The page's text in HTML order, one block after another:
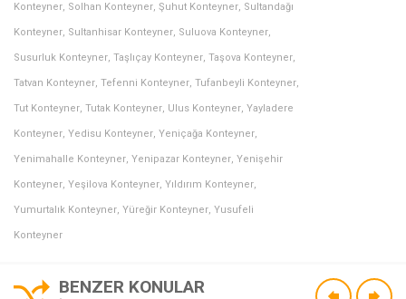
Konteyner, Solhan Konteyner, Şuhut Konteyner, Sultandağı
Konteyner, Sultanhisar Konteyner, Suluova Konteyner,
Susurluk Konteyner, Taşlıçay Konteyner, Taşova Konteyner,
Tatvan Konteyner, Tefenni Konteyner, Tufanbeyli Konteyner,
Tut Konteyner, Tutak Konteyner, Ulus Konteyner, Yayladere
Konteyner, Yedisu Konteyner, Yeniçağa Konteyner,
Yenimahalle Konteyner, Yenipazar Konteyner, Yenişehir
Konteyner, Yeşilova Konteyner, Yıldırım Konteyner,
Yumurtalık Konteyner, Yüreğir Konteyner, Yusufeli
Konteyner
BENZER KONULAR